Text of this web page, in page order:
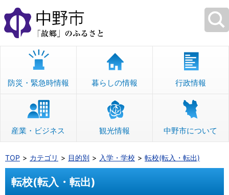
本
文
へ
移
防災・緊急時情報 暮らしの情報 行政情報
産業・ビジネス 観光情報 中野市について
TOP カテゴリ 目的別 入学・学校 転校(転入・転出)
転校(転入・転出)